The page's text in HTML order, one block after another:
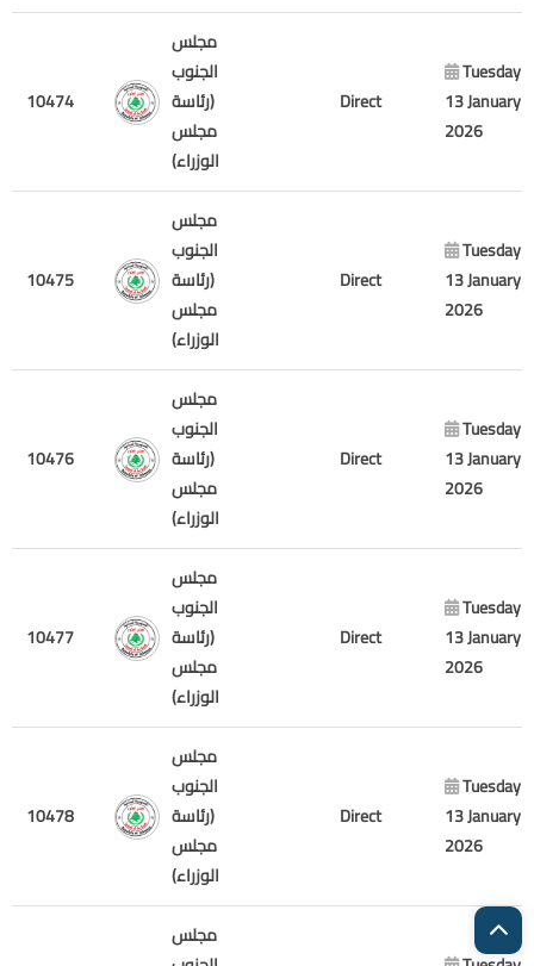
10474
مجلس
الجنوب
(رئاسة
مجلس
الوزراء)
Direct
Tuesday
13 January
2026
10475
مجلس
الجنوب
(رئاسة
مجلس
الوزراء)
Direct
Tuesday
13 January
2026
10476
مجلس
الجنوب
(رئاسة
مجلس
الوزراء)
Direct
Tuesday
13 January
2026
10477
مجلس
الجنوب
(رئاسة
مجلس
الوزراء)
Direct
Tuesday
13 January
2026
10478
مجلس
الجنوب
(رئاسة
مجلس
الوزراء)
Direct
Tuesday
13 January
2026
مجلس